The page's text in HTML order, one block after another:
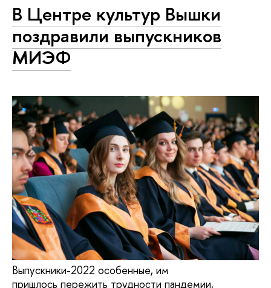
В Центре культур Вышки
поздравили выпускников
МИЭФ
Выпускники-2022 особенные, им
пришлось пережить трудности пандемии,